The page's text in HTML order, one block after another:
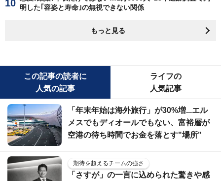
明した｢容姿と寿命｣の無視できない関係
もっと見る
この記事の読者に
人気の記事
ライフの
人気記事
「年末年始は海外旅行」が30%増...エル
メスでもディオールでもない、富裕層が
空港の待ち時間でお金を落とす"場所"
期待を超えるチームの強さ
「さすが」の一言に込められた驚きや感